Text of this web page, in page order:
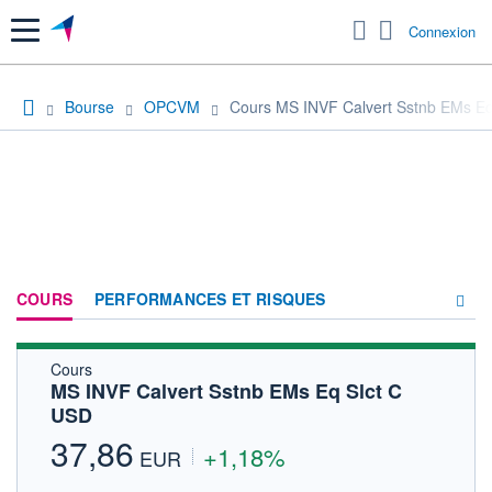
Menu Connexion
Bourse OPCVM Cours MS INVF Calvert Sstnb EMs
COURS PERFORMANCES ET RISQUES
FORUM
Cours
MS INVF Calvert Sstnb EMs Eq Slct C
USD
37,86 EUR +1,18%